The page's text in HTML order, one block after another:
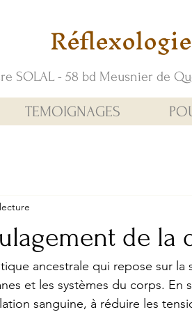
Réflexologie
SOLAL - 58 bd Meusnier de
TEMOIGNAGES
de la
ancestrale qui repose sur la
et les systèmes du corps. En
sanguine, à réduire les